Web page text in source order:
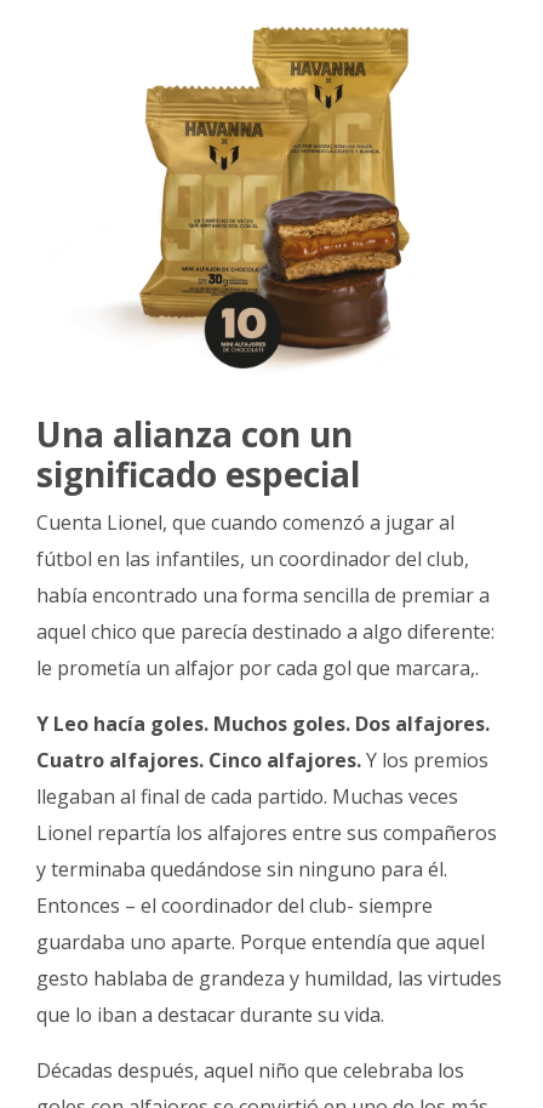
Una alianza con un
significado especial
Cuenta Lionel, que cuando comenzó a jugar al
fútbol en las infantiles, un coordinador del club,
había encontrado una forma sencilla de premiar a
aquel chico que parecía destinado a algo diferente:
le prometía un alfajor por cada gol que marcara,.
Y Leo hacía goles. Muchos goles. Dos alfajores.
Cuatro alfajores. Cinco alfajores.Y los premios
llegaban al final de cada partido. Muchas veces
Lionel repartía los alfajores entre sus compañeros
y terminaba quedándose sin ninguno para él.
Entonces – el coordinador del club- siempre
guardaba uno aparte. Porque entendía que aquel
gesto hablaba de grandeza y humildad, las virtudes
que lo iban a destacar durante su vida.
Décadas después, aquel niño que celebraba los